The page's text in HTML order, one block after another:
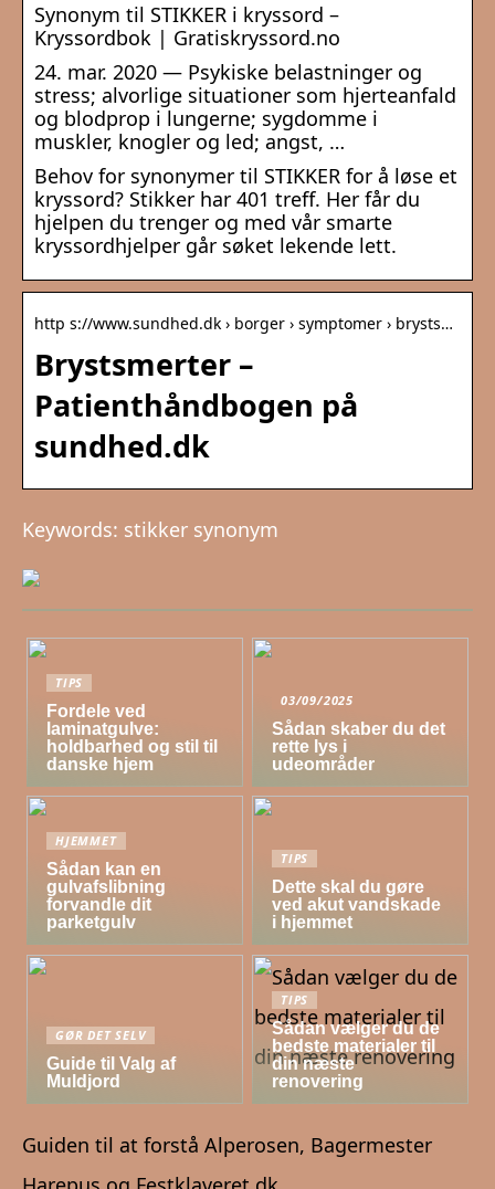
Synonym til STIKKER i kryssord –
Kryssordbok | Gratiskryssord.no
24. mar. 2020 — Psykiske belastninger og
stress; alvorlige situationer som hjerteanfald
og blodprop i lungerne; sygdomme i
muskler, knogler og led; angst, …
Behov for synonymer til STIKKER for å løse et
kryssord? Stikker har 401 treff. Her får du
hjelpen du trenger og med vår smarte
kryssordhjelper går søket lekende lett.
http s://www.sundhed.dk › borger › symptomer › brysts…
Brystsmerter –
Patienthåndbogen på
sundhed.dk
Keywords: stikker synonym
TIPS
Fordele ved
laminatgulve:
holdbarhed og stil til
danske hjem
03/09/2025
Sådan skaber du det
rette lys i
udeområder
HJEMMET
Sådan kan en
gulvafslibning
forvandle dit
parketgulv
TIPS
Dette skal du gøre
ved akut vandskade
i hjemmet
GØR DET SELV
Guide til Valg af
Muldjord
TIPS
Sådan vælger du de
bedste materialer til
din næste
renovering
Guiden til at forstå Alperosen, Bagermester